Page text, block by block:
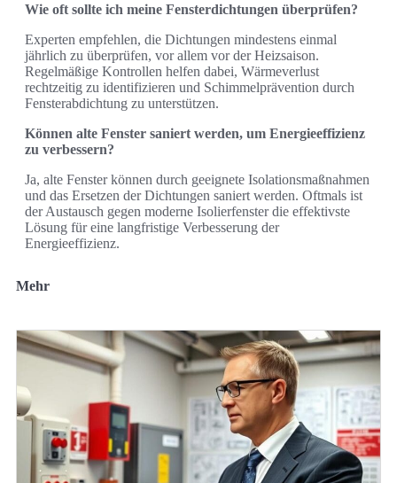
Wie oft sollte ich meine Fensterdichtungen überprüfen?
Experten empfehlen, die Dichtungen mindestens einmal
jährlich zu überprüfen, vor allem vor der Heizsaison.
Regelmäßige Kontrollen helfen dabei, Wärmeverlust
rechtzeitig zu identifizieren und Schimmelprävention durch
Fensterabdichtung zu unterstützen.
Können alte Fenster saniert werden, um Energieeffizienz
zu verbessern?
Ja, alte Fenster können durch geeignete Isolationsmaßnahmen
und das Ersetzen der Dichtungen saniert werden. Oftmals ist
der Austausch gegen moderne Isolierfenster die effektivste
Lösung für eine langfristige Verbesserung der
Energieeffizienz.
Mehr